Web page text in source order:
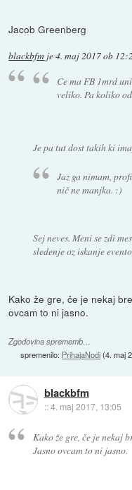
Jacob Greenberg
blackbfm je4. maj 2017 ob
Ce ma FB 1mrd
veliko. Pa koliko
Je pa tut dost takih ki
Jaz ga nimam,
nič ne manjka. :)
Sej neves. Meni se zdi
sledenje oz iskanje
Kako že gre, če je nekaj
ovcam to ni jasno.
Zgodovina sprememb…
spremenilo: PrihajaNodi(4. maj
blackbfm
::4. maj 2017, 13:05
Kako že gre, če je nekaj
Jasno ovcam to ni jasno.